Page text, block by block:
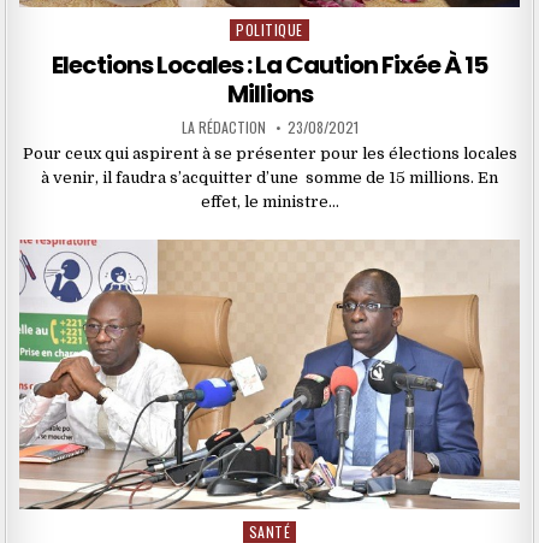
Posted
POLITIQUE
Elections Locales : La Caution Fixée À 15
Millions
LA RÉDACTION 23/08/2021
Pour ceux qui aspirent à se présenter pour les élections locales
à venir, il faudra s’acquitter d’une somme de 15 millions. En
effet, le ministre…
Posted
SANTÉ